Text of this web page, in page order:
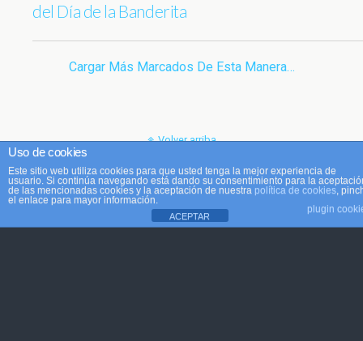
del Día de la Banderita
Cargar Más Marcados De Esta Manera…
Volver arriba
Móvil Escritorio
Uso de cookies
Este sitio web utiliza cookies para que usted tenga la mejor experiencia de
usuario. Si continúa navegando está dando su consentimiento para la
de las mencionadas cookies y la aceptación de nuestra política de cookies,
el enlace para mayor información.
plugin
ACEPTAR